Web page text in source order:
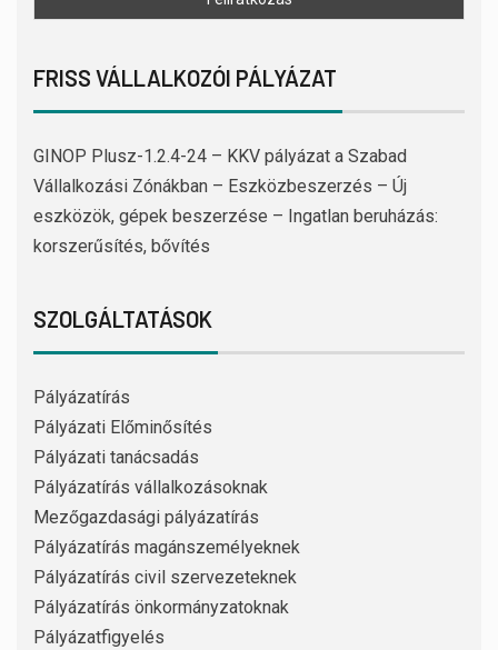
FRISS VÁLLALKOZÓI PÁLYÁZAT
GINOP Plusz-1.2.4-24 – KKV pályázat a Szabad
Vállalkozási Zónákban – Eszközbeszerzés – Új
eszközök, gépek beszerzése – Ingatlan beruházás:
korszerűsítés, bővítés
SZOLGÁLTATÁSOK
Pályázatírás
Pályázati Előminősítés
Pályázati tanácsadás
Pályázatírás vállalkozásoknak
Mezőgazdasági pályázatírás
Pályázatírás magánszemélyeknek
Pályázatírás civil szervezeteknek
Pályázatírás önkormányzatoknak
Pályázatfigyelés